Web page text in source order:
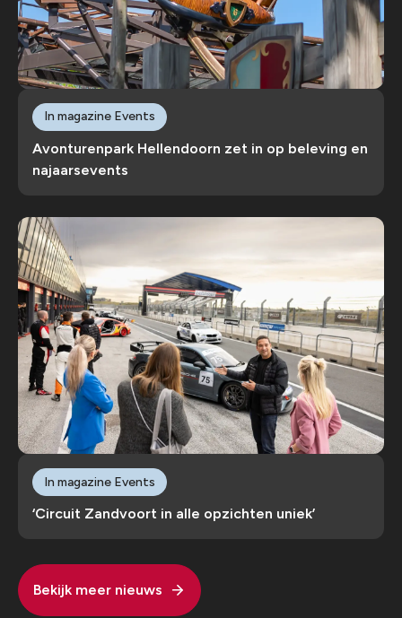
Avonturenpark Hellendoorn zet in op beleving en
najaarsevents
In magazine Events
‘Circuit Zandvoort in alle opzichten uniek’
In magazine Events
Bekijk meer nieuws